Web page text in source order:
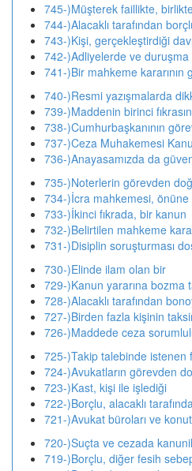
745-)Müşterek faillikte,
744-)Alacaklı tarafından
743-)Kişi, gerçekleştirdiği
742-)Adliyelerde ve duruşma
741-)Bir mahkeme kararının
740-)Resmi yazışmalarda
739-)Maddenin birinci
738-)Cumhurbaşkanının
737-)Ceza Muhakemesi
736-)Anayasamızda da
735-)Noterlerin görevden
734-)İcra mahkemesi, önüne
733-)İkinci fıkrada, bir kanun
732-)Belirtilen mahkeme
731-)Disiplin soruşturması
730-)Elinde ilam olan bir
729-)Kanun yararına bozma
728-)Alacaklı tarafından
727-)Birden fazla kişinin
726-)Maddede ceza
725-)Takip talebinde istenen
724-)Avukatların görevden
723-)Kast, kişi ile işlediği
722-)Borçlu, alacaklı
721-)Avukat büroları ve
720-)Suçta ve cezada
719-)Borçlu, diğer fesih